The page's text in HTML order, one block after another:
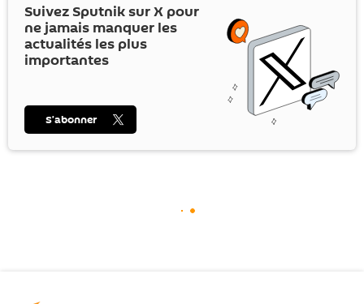
Suivez Sputnik surX pour
ne jamais manquer les
actualités les plus
importantes
S’abonner